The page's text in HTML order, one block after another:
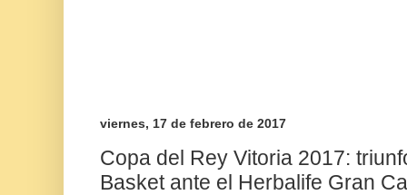
viernes, 17 de febrero de 2017
Copa del Rey Vitoria 2017:
Basket ante el Herbalife Gran